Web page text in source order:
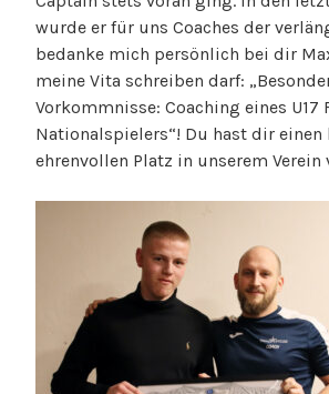
wurde er für uns Coaches der
bedanke mich persönlich bei dir
meine Vita schreiben darf:
Vorkommnisse: Coaching eines U17
Nationalspielers“! Du hast dir einen
ehrenvollen Platz in unserem Verein